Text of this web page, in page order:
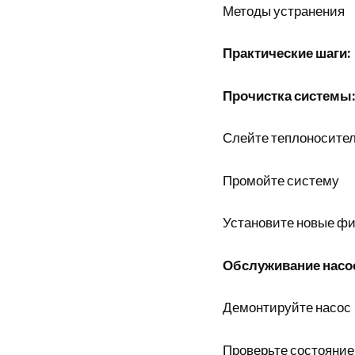
Методы устранения
Практические шаги:
Прочистка системы:
Слейте
Промойте систему
Установите новые
Обслуживание
Демонтируйте насос
Проверьте